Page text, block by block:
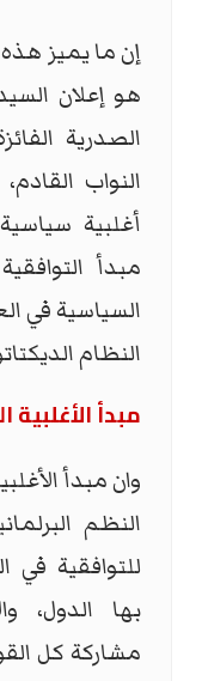
إن ما يميز
هو إعلان
الصدرية
النواب
أغلبية
مبدأ
السياسية في
النظام
مبدأ
وان مبدأ
النظم
للتوافقية في
بها الدول،
مشاركة كل